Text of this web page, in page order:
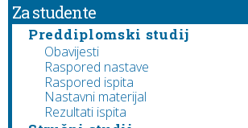
Za studente
Preddiplomski studij
Obavijesti
Raspored nastave
Raspored ispita
Nastavni materijal
Rezultati ispita